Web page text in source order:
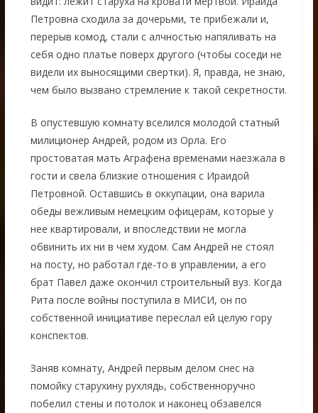
Петровна сходила за дочерьми, те прибежали и,
перерыв комод, стали с алчностью напяливать на
себя одно платье поверх другого (чтобы соседи не
видели их выносящими свертки). Я, правда, не знаю,
чем было вызвано стремление к такой секретности.
В опустевшую комнату вселился молодой статный
милиционер Андрей, родом из Орла. Его
простоватая мать Аграфена временами наезжала в
гости и свела близкие отношения с Ираидой
Петровной. Оставшись в оккупации, она варила
обеды вежливым немецким офицерам, которые у
нее квартировали, и впоследствии не могла
обвинить их ни в чем худом. Сам Андрей не стоял
на посту, но работал где-то в управлении, а его
брат Павел даже окончил строительный вуз. Когда
Рита после войны поступила в МИСИ, он по
собственной инициативе переслал ей целую гору
конспектов.
Заняв комнату, Андрей первым делом снес на
помойку старухину рухлядь, собственноручно
побелил стены и потолок и наконец обзавелся